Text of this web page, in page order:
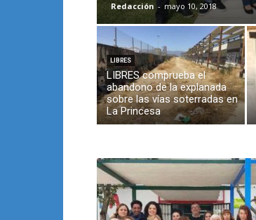
Redacción - mayo 10, 2018
LIBRES
LIBRES comprueba el
abandono de la explanada
sobre las vías soterradas en
La Princesa